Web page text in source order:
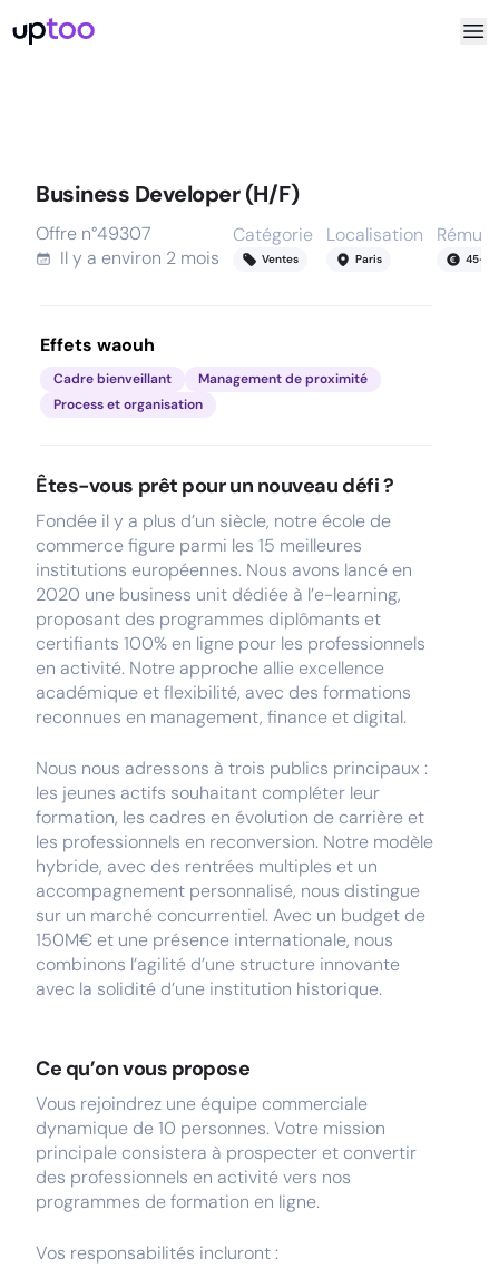
Business Developer (H/F)
Offre n°49307
Il y a environ 2 mois
Catégorie
Ventes
Localisation
Paris 45-
Effets waouh
Cadre bienveillant
Management de proximité
Process et organisation
Êtes-vous prêt pour un nouveau défi ?
Fondée il y a plus d’un siècle, notre école de
commerce figure parmi les 15 meilleures
institutions européennes. Nous avons lancé en
2020 une business unit dédiée à l’e-learning,
proposant des programmes diplômants et
certifiants 100% en ligne pour les professionnels
en activité. Notre approche allie excellence
académique et flexibilité, avec des formations
reconnues en management, finance et digital.
Nous nous adressons à trois publics principaux :
les jeunes actifs souhaitant compléter leur
formation, les cadres en évolution de carrière et
les professionnels en reconversion. Notre modèle
hybride, avec des rentrées multiples et un
accompagnement personnalisé, nous distingue
sur un marché concurrentiel. Avec un budget de
150M€ et une présence internationale, nous
combinons l’agilité d’une structure innovante
avec la solidité d’une institution historique.
Ce qu’on vous propose
Vous rejoindrez une équipe commerciale
dynamique de 10 personnes. Votre mission
principale consistera à prospecter et convertir
des professionnels en activité vers nos
programmes de formation en ligne.
Vos responsabilités incluront :